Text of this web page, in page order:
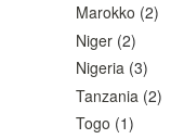
Marokko (2)
Niger (2)
Nigeria (3)
Tanzania (2)
Togo (1)